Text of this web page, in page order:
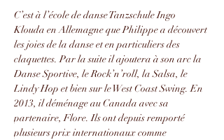
C’est à l’école de danse Tanzschule Ingo
Klouda en Allemagne que Philippe a découvert
les joies de la danse et en particuliers des
claquettes. Par la suite il ajoutera à son arc la
Danse Sportive, le Rock’n’roll, la Salsa, le
Lindy Hop et bien sur le West Coast Swing. En
2013, il déménage au Canada avec sa
partenaire, Flore. Ils ont depuis remporté
plusieurs prix internationaux comme